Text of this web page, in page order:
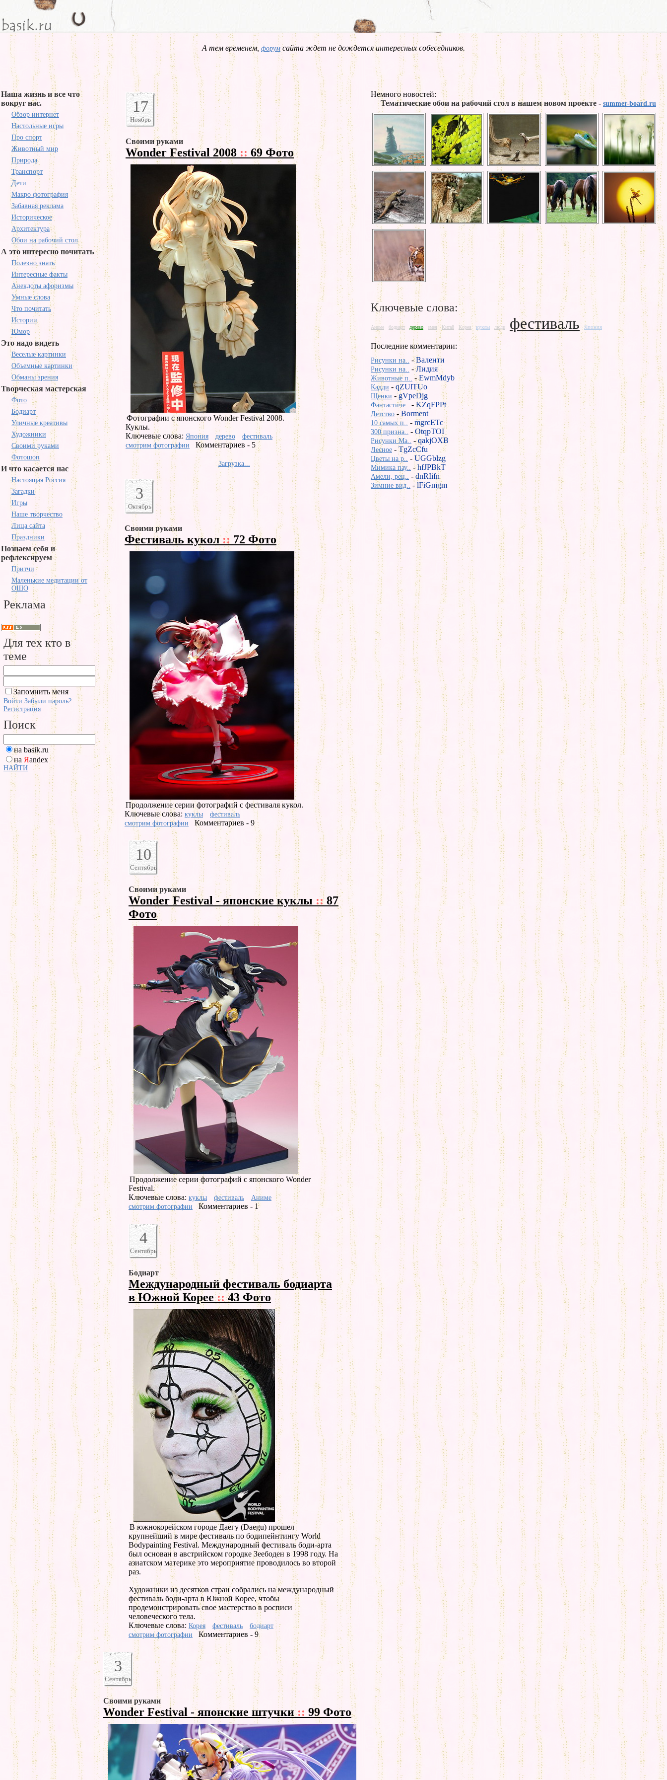
А тем временем, форум сайта ждет не дождется интересных собеседников.
Наша жизнь и все что
вокруг нас.
Обзор интернет
Настольные игры
Про спорт
Животный мир
Природа
Транспорт
Дети
Макро фотография
Забавная реклама
Историческое
Архитектура
Обои на рабочий стол
А это интересно почитать
Полезно знать
Интересные факты
Анекдоты афоризмы
Умные слова
Что почитать
Истории
Юмор
Это надо видеть
Веселые картинки
Объемные картинки
Обманы зрения
Творческая мастерская
Фото
Бодиарт
Уличные креативы
Художники
Своими руками
Фотошоп
И что касается нас
Настоящая Россия
Загадки
Игры
Наше творчество
Лица сайта
Праздники
Познаем себя и
рефлексируем
Притчи
Маленькие медитации от
ОШО
Реклама
Для тех кто в
теме
Запомнить меня
Войти Забыли пароль?
Регистрация
Поиск
на basik.ru
на Яandex
НАЙТИ
17
Ноябрь
Своими руками
Wonder Festival 2008 :: 69 Фото
Фотографии с японского Wonder Festival 2008.
Куклы.
Ключевые слова: Япония дерево
фестиваль
смотрим фотографии
Комментариев - 5
Загрузка...
3
Октябрь
Своими руками
Фестиваль кукол:: 72 Фото
Продолжение серии фотографий с фестиваля кукол.
Ключевые слова: куклы
фестиваль
смотрим фотографии
Комментариев - 9
10
Сентябрь
Своими руками
Wonder Festival - японские куклы ::87
Фото
Продолжение серии фотографий с японского Wonder
Festival.
Ключевые слова: куклы фестиваль
Аниме
смотрим фотографии
Комментариев - 1
4
Сентябрь
Бодиарт
Международный фестиваль бодиарта
в Южной Корее::43 Фото
В южнокорейском городе Даегу (Daegu) прошел
крупнейший в мире фестиваль по бодипейнтингу World
Bodypainting Festival. Международный фестиваль боди-арта
был основан в австрийском городке Зеебоден в 1998 году. На
азиатском материке это мероприятие проводилось во второй
раз.
Художники из десятков стран собрались на международный
фестиваль боди-арта в Южной Корее, чтобы
продемонстрировать свое мастерство в росписи
человеческого тела.
Ключевые слова: Корея фестиваль
бодиарт
смотрим фотографии
Комментариев - 9
3
Сентябрь
Своими руками
Wonder Festival - японские штучки:: 99 Фото
Немного новостей:
Тематические обои на рабочий стол в нашем новом проекте - summer-board.ru
Ключевые слова:
Аниме бодиарт дерево змея Китай Корея куклы люди фестиваль Япония
Последние комментарии:
Рисунки на.. -Валенти
Рисунки на.. -Лидия
Животные п.. -EwmMdyb
Кадди - qZUlTUo
Щенки -gVpeDjg
Фантастиче.. - KZqFPPt
Детство - Borment
10 самых п.. - mgrcETc
300 призна.. - OtqpTOI
Рисунки Ma.. -qakjOXB
Лесное -TgZcCfu
Цветы на р.. - UGGblzg
Мимика пау.. -hfJPBkT
Амели, рец.. - dnRIifn
Зимние вид.. -lFiGmgm